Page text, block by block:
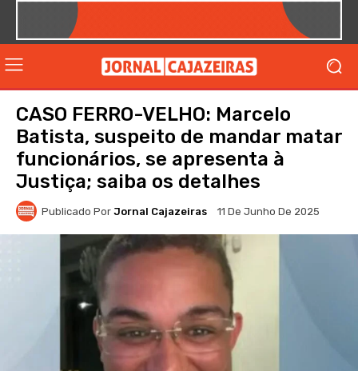
CASO FERRO-VELHO: Marcelo
Batista, suspeito de mandar matar
funcionários, se apresenta à
Justiça; saiba os detalhes
Publicado Por Jornal Cajazeiras 11 De Junho De 2025